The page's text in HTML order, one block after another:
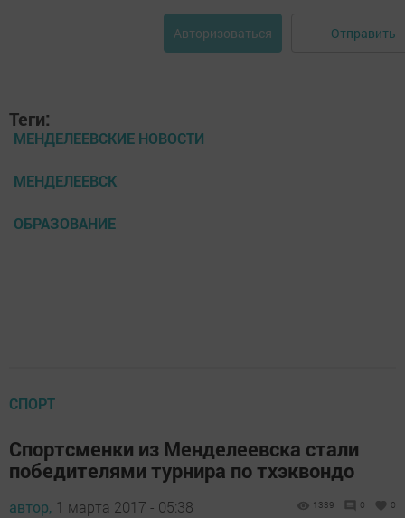
Авторизоваться Отправить
Теги:
МЕНДЕЛЕЕВСКИЕ НОВОСТИ
МЕНДЕЛЕЕВСК
ОБРАЗОВАНИЕ
СПОРТ
Спортсменки из Менделеевска стали
победителями турнира по тхэквондо
автор, 1 марта 2017 - 05:38 1339 0 0